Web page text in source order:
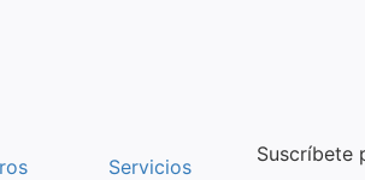
Servicios
Suscríbete